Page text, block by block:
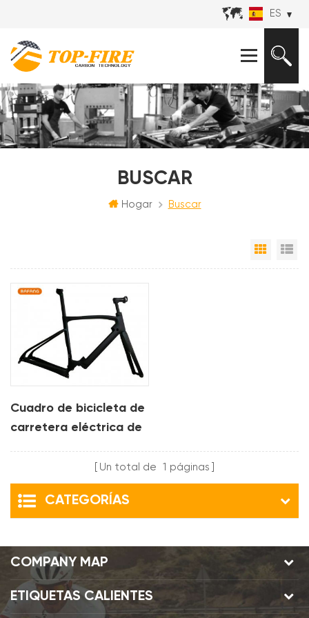
ES
BUSCAR
Hogar Buscar
Vista
Cuadro de bicicleta de
carretera eléctrica de
Un total de 1 páginas
CATEGORÍAS
COMPANY MAP
ETIQUETAS CALIENTES